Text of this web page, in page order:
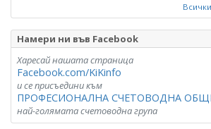
Намери ни във Facebook
Харесай нашата страница
Facebook.com/KiKinfo
и се присъедини към
ПРОФЕСИОНАЛНА СЧЕТОВОДНА
най-голямата счетоводна група